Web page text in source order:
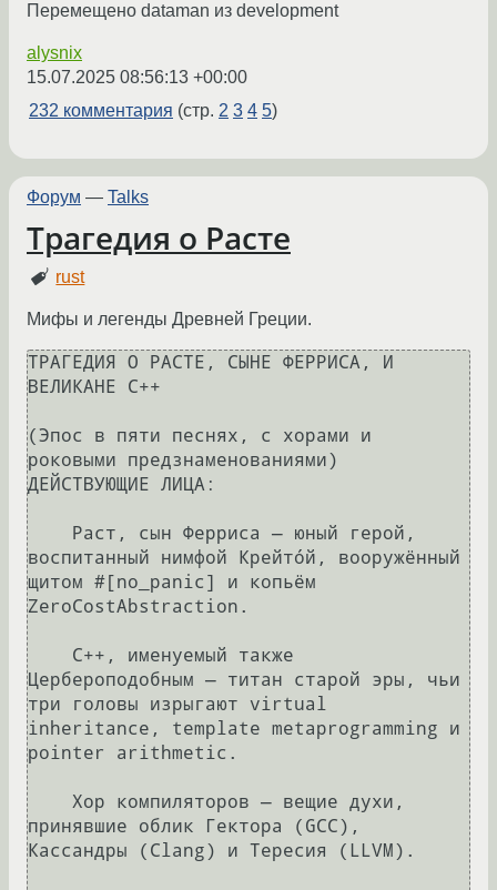
Перемещено dataman из development
alysnix
15.07.2025 08:56:13 +00:00
232 комментария (стр. 2 3 4 5)
Форум — Talks
Трагедия о Расте
rust
Мифы и легенды Древней Греции.
ТРАГЕДИЯ О РАСТЕ, СЫНЕ ФЕРРИСА, И
ВЕЛИКАНЕ С++
(Эпос в пяти песнях, с хорами и
роковыми предзнаменованиями)
ДЕЙСТВУЮЩИЕ ЛИЦА:
воспитанный нимфой Крейтóй, вооружённый
щитом #[no_panic] и копьём
ZeroCostAbstraction.
Цербероподобным — титан старой эры, чьи
три головы изрыгают virtual
inheritance, template metaprogramming и
pointer arithmetic.
принявшие облик Гектора (GCC),
Кассандры (Clang) и Тересия (LLVM).